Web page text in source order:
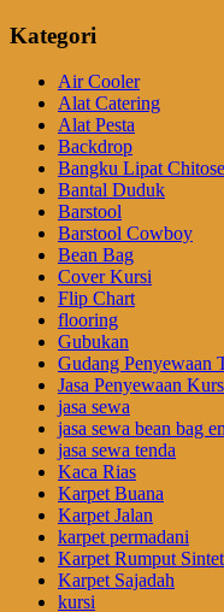
Kategori
Air Cooler
Alat Catering
Alat Pesta
Backdrop
Bangku Lipat Chitose
Bantal Duduk
Barstool
Barstool Cowboy
Bean Bag
Cover Kursi
Flip Chart
flooring
Gubukan
Gudang Penyewaan
Jasa Penyewaan
jasa sewa
jasa sewa bean bag
jasa sewa tenda
Kaca Rias
Karpet Buana
Karpet Jalan
karpet permadani
Karpet Rumput
Karpet Sajadah
kursi